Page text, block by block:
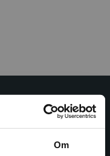
Om
kurslitteratur,